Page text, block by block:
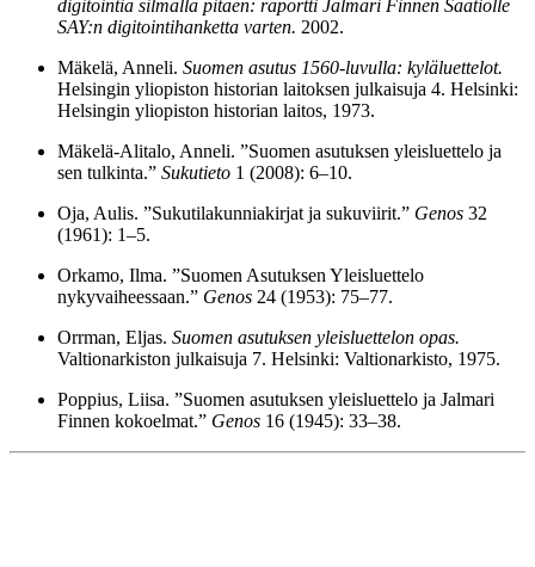
digitointia silmällä pitäen: raportti Jalmari Finnen Säätiölle
SAY:n digitointihanketta varten. 2002.
Mäkelä, Anneli. Suomen asutus 1560-luvulla: kyläluettelot.
Helsingin yliopiston historian laitoksen julkaisuja 4. Helsinki:
Helsingin yliopiston historian laitos, 1973.
Mäkelä-Alitalo, Anneli. ”Suomen asutuksen yleisluettelo ja
sen tulkinta.” Sukutieto 1 (2008): 6–10.
Oja, Aulis. ”Sukutilakunniakirjat ja sukuviirit.” Genos 32
(1961): 1–5.
Orkamo, Ilma. ”Suomen Asutuksen Yleisluettelo
nykyvaiheessaan.” Genos 24 (1953): 75–77.
Orrman, Eljas. Suomen asutuksen yleisluettelon opas.
Valtionarkiston julkaisuja 7. Helsinki: Valtionarkisto, 1975.
Poppius, Liisa. ”Suomen asutuksen yleisluettelo ja Jalmari
Finnen kokoelmat.” Genos 16 (1945): 33–38.